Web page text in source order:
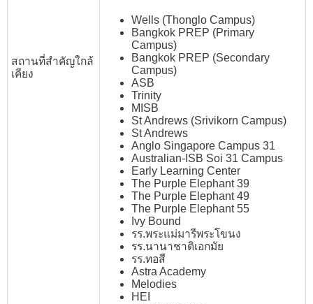
สถานที่สำคัญใกล้
เคียง
Wells (Thonglo Campus)
Bangkok PREP (Primary
Campus)
Bangkok PREP (Secondary
Campus)
ASB
Trinity
MISB
St Andrews (Srivikorn Campus)
St Andrews
Anglo Singapore Campus 31
Australian-ISB Soi 31 Campus
Early Learning Center
The Purple Elephant 39
The Purple Elephant 49
The Purple Elephant 55
Ivy Bound
รร.พระแม่มารีพระโขนง
รร.นานาชาติเอกมัย
รร.ทอสี
Astra Academy
Melodies
HEI